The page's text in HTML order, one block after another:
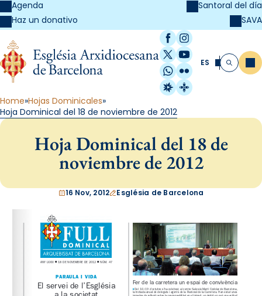
Agenda
Haz un donativo
Santoral del día
SAVA
Facebook
Instagram
X / Twitter
YouTube
WhatsApp
Flickr
Radio Estel
Catalunya
ES Buscar
Home Hojas Dominicales
Hoja Dominical del 18 de noviembre de 2012
Hoja Dominical del 18 de
noviembre de 2012
16 Nov, 2012 Església de Barcelona